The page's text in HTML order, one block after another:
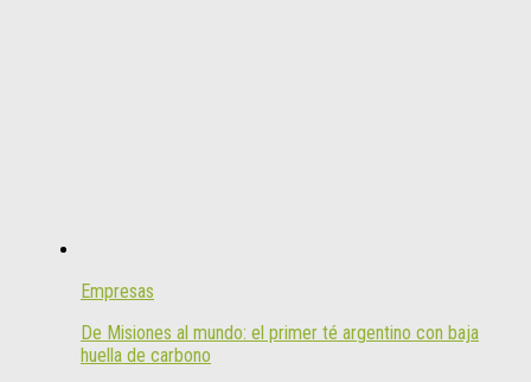
Empresas
De Misiones al mundo: el primer té argentino con baja
huella de carbono